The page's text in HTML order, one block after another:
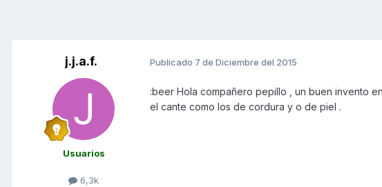
j.j.a.f.
Usuarios
6,3k
Publicado 7 de Diciembre del 2015
:beer Hola compañero pepillo , un buen invento
el cante como los de cordura y o de piel .